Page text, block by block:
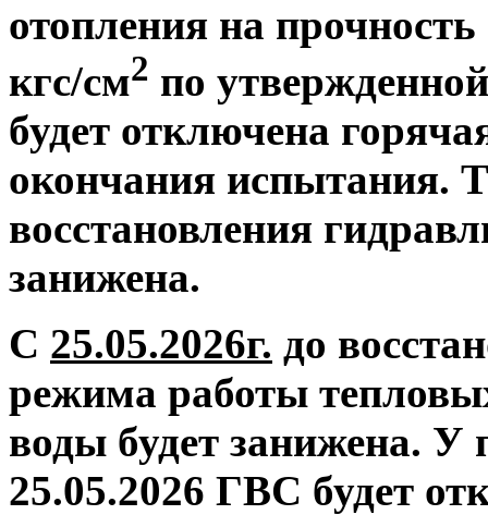
отопления на
кгс/см2 по
будет отключена
окончания испытания.
восстановления
занижена.
С 25.05.2026г. до
режима работы
воды будет занижена. У
25.05.2026 ГВС будет